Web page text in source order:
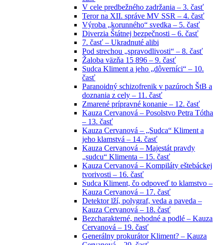
V cele predbežného zadržania – 3. časť
Teror na XII. správe MV SSR – 4. časť
Výroba „korunného“ svedka – 5. časť
Diverzia Štátnej bezpečnosti – 6. časť
7. časť – Ukradnuté alibi
Pod strechou „spravodlivosti“ – 8. časť
Žaloba väzňa 15 896 – 9. časť
Sudca Kliment a jeho „dôverníci“ – 10.
časť
Paranoidný schizofrenik v pazúroch ŠtB a
doznania z cely – 11. časť
Zmarené prípravné konanie – 12. časť
Kauza Cervanová – Posolstvo Petra Tótha
– 13. časť
Kauza Cervanová – „Sudca“ Kliment a
jeho klamstvá – 14. časť
Kauza Cervanová – Majestát pravdy
„sudcu“ Klimenta – 15. časť
Kauza Cervanová – Kompiláty eštebáckej
tvorivosti – 16. časť
Sudca Kliment, čo odpoveď to klamstvo –
Kauza Cervanová – 17. časť
Detektor lží, polygraf, veda a paveda –
Kauza Cervanová – 18. časť
Bezcharakterné, nehodné a podlé – Kauza
Cervanová – 19. časť
Generálny prokurátor Kliment? – Kauza